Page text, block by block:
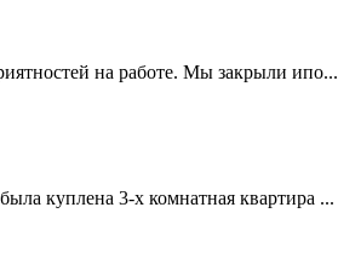
на работе. Мы закрыли ипо...
куплена 3-х комнатная квартира ...